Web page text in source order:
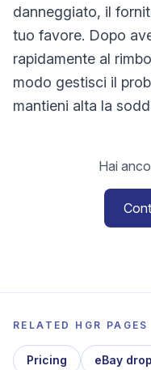
danneggiato, il
tuo favore. Dopo
rapidamente al
modo gestisci il
mantieni alta la
Hai
RELATED HGR PAGES
Pricing eBay